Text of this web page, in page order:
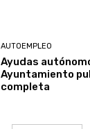
AUTOEMPLEO
Ayudas
Ayuntamiento
completa